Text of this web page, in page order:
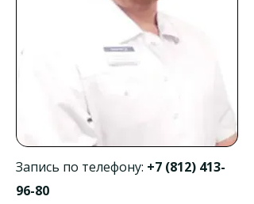
Запись по телефону: +7 (812) 413-
96-80